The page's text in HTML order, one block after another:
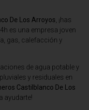
De Los Arroyos , ¡has
es una empresa joven
gas, calefacción y
de agua potable y
y residuales en
Castilblanco De Los
ayudarte!